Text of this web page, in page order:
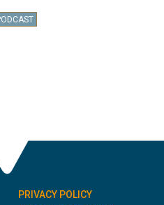
PRIVACY POLICY